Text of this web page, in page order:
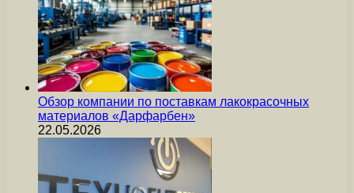
Обзор компании по поставкам лакокрасочных
материалов «Дарфарбен»
22.05.2026